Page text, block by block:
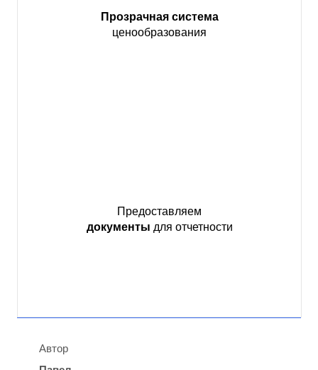
Прозрачная система
ценообразования
Предоставляем
документы для отчетности
Автор